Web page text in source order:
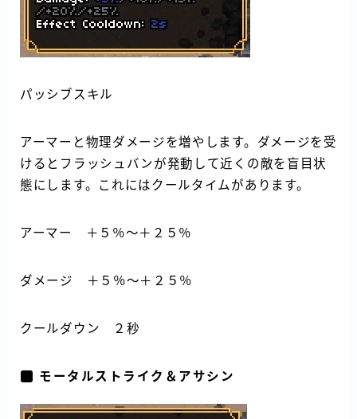
パッシブスキル
アーマーと物理ダメージを増やします。ダメージを受
けるとフラッシュバンが発動して近くの敵を盲目状
態にします。これにはクールタイムがあります。
アーマー ＋５％～＋２５％
ダメージ ＋５％～＋２５％
クールダウン ２秒
モータルストライク＆アサシン